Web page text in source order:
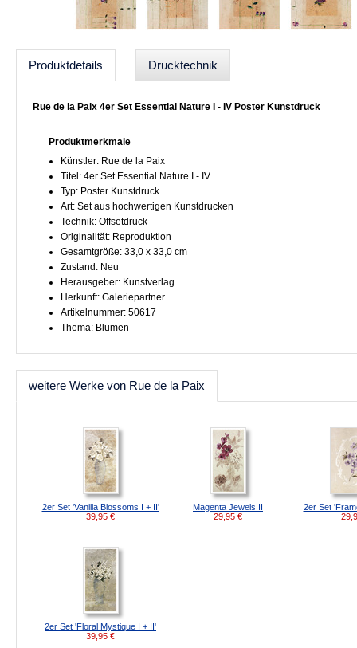
Produktdetails Drucktechnik
Rue de la Paix 4er Set Essential Nature I - IV Poster Kunstdruck
Produktmerkmale
Künstler: Rue de la Paix
Titel: 4er Set Essential Nature I - IV
Typ: Poster Kunstdruck
Art: Set aus hochwertigen Kunstdrucken
Technik: Offsetdruck
Originalität: Reproduktion
Gesamtgröße: 33,0 x 33,0 cm
Zustand: Neu
Herausgeber: Kunstverlag
Herkunft: Galeriepartner
Artikelnummer: 50617
Thema: Blumen
weitere Werke von Rue de la Paix
2er Set 'Vanilla Blossoms I + II'
39,95 €
Magenta Jewels II
29,95 €
2er Set
2er Set 'Floral Mystique I + II'
39,95 €